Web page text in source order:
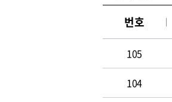
번호
105
104